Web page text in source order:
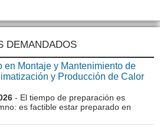
DEMANDADOS
en Montaje y Mantenimiento de
y Producción de Calor
- El tiempo de preparación es
es factible estar preparado en